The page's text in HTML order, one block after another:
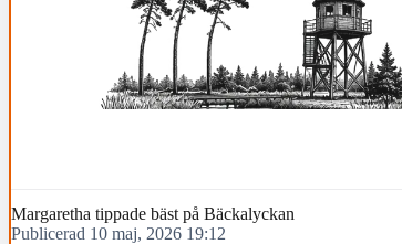
Margaretha tippade bäst på Bäckalyckan
Publicerad 10 maj, 2026 19:12